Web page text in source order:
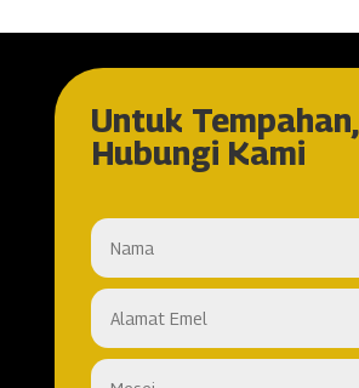
Untuk Tempahan,
Hubungi Kami